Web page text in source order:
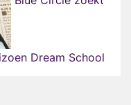
Dream School